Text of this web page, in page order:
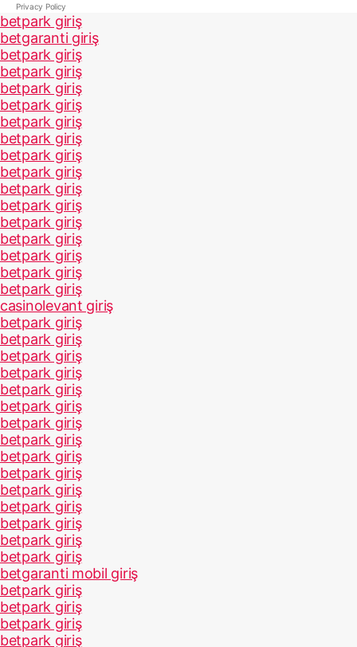
Privacy Policy
betpark giriş
betgaranti giriş
betpark giriş
betpark giriş
betpark giriş
betpark giriş
betpark giriş
betpark giriş
betpark giriş
betpark giriş
betpark giriş
betpark giriş
betpark giriş
betpark giriş
betpark giriş
betpark giriş
betpark giriş
casinolevant giriş
betpark giriş
betpark giriş
betpark giriş
betpark giriş
betpark giriş
betpark giriş
betpark giriş
betpark giriş
betpark giriş
betpark giriş
betpark giriş
betpark giriş
betpark giriş
betpark giriş
betpark giriş
betgaranti mobil giriş
betpark giriş
betpark giriş
betpark giriş
betpark giriş